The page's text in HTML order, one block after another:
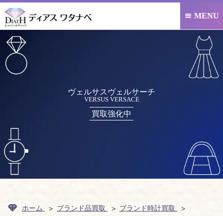
 MENU
ヴェルサスヴェルサーチ
VERSUS VERSACE
買取強化中
ホーム ブランド品買取
ブランド時計買取